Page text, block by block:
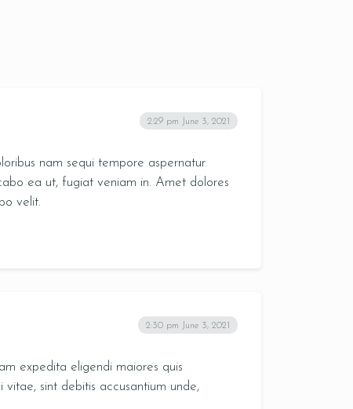
2:29 pm June 3, 2021
nam sequi tempore aspernatur
ea ut, fugiat veniam in. Amet dolores
velit.
2:30 pm June 3, 2021
expedita eligendi maiores quis
sint debitis accusantium unde,